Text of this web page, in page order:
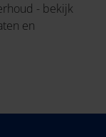
- bekijk
en